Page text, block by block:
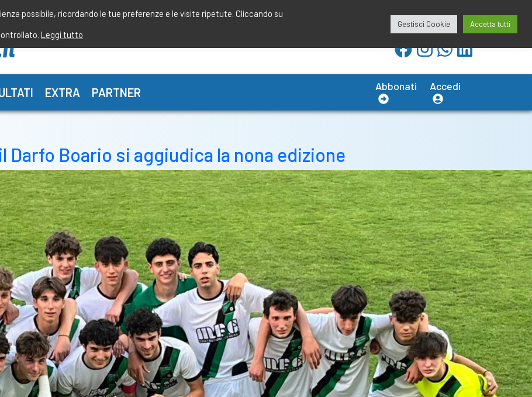
redazione@calciobresciano.it
EXTRA PARTNER Abbonati Accedi
Boario si aggiudica la nona edizione
possibile, ricordando le tue preferenze e le visite ripetute. Cliccando su
Leggi tutto
Gestisci Cookie Accetta tutti